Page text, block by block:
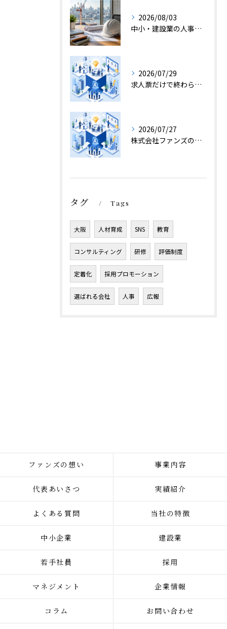
2026/08/03
中小・建設業の人事で株式会社ファンズが選ばれる理由
2026/07/29
求人票だけで終わらない転職エージェント面談
2026/07/27
株式会社ファンズの採用支援が現場に残す価値
タグ Tags
大阪 人材育成 SNS 教育
コンサルティング 研修 評価制度
定着化 採用プロモーション
選ばれる会社 人事 広報
ファンズの想い 事業内容
代表あいさつ 実績紹介
よくある質問 当社の特徴
中小企業 建設業
若手社員 採用
マネジメント 企業情報
コラム お問い合わせ